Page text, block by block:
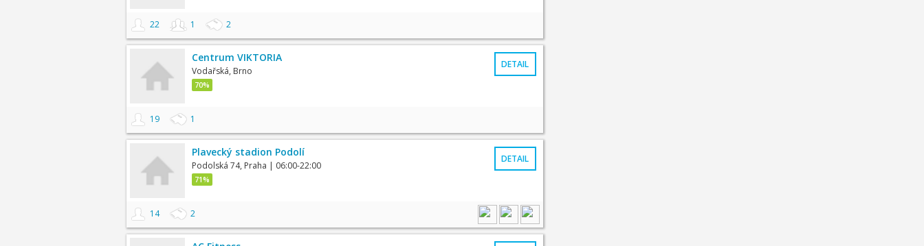
22 1 2
Centrum VIKTORIA
Vodařská, Brno
70%
DETAIL
19 1
Plavecký stadion Podolí
Podolská 74, Praha | 06:00-22:00
71%
DETAIL
14 2